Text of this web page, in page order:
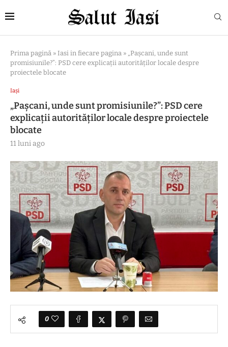
Prima pagină » Iasi in fiecare pagina » „Pașcani, unde sunt
promisiunile?”: PSD cere explicații autorităților locale despre
proiectele blocate
Iași
„Pașcani, unde sunt promisiunile?”: PSD cere
explicații autorităților locale despre proiectele
blocate
11 luni ago
0